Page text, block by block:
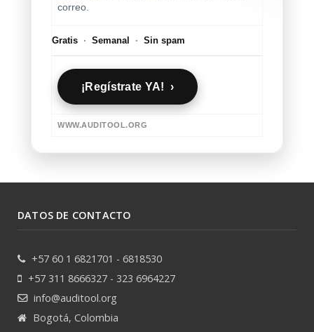
correo.
Gratis · Semanal · Sin spam
¡Regístrate YA! ›
WWW.AUDITOOL.ORG
DATOS DE CONTACTO
+57 60 1 6821701 - 6818530
+57 311 8666327 - 323 6964227
info@auditool.org
Bogotá, Colombia